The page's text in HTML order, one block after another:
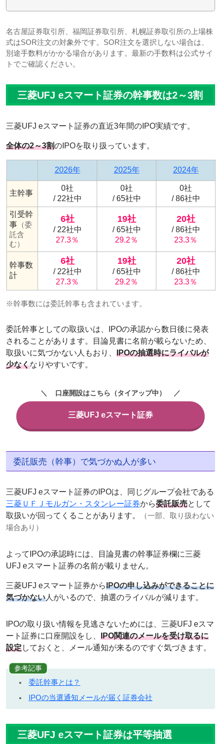
名古屋証券取引所、福岡証券取引所、札幌証券取引所の上場株
式はSOR注文の対象外です。SOR注文を選択しない場合は、
別途手数料がかかる場合があります。最新の手数料は公式サイ
トでご確認ください。
三菱UFJ eスマート証券の幹事数は2～3割
三菱UFJ eスマート証券の直近3年間のIPO実績です。
全体の2～3割のIPOを取り扱っています。
2026年 2025年 2024年
主幹事
0社
/ 22社中
0社
/ 65社中
0社
/ 86社中
引受幹
事 （委
託含
む）
6社
/ 22社中
27.3％
19社
/ 65社中
29.2％
20社
/ 86社中
23.3％
幹事数
計
6社
/ 22社中
27.3％
19社
/ 65社中
29.2％
20社
/ 86社中
23.3％
※幹事数には委託幹事も含まれています。
委託幹事としての取扱いは、IPOの承認から数日後に発表
されることがあります。目論見書に名前が載らないため、
取扱いに気づかない人もおり、 IPOの抽選時にライバルが
少なくなりやすいです。
三菱UFJ eスマート証券
口座開設はこちら（タイアップ中）
委託販売（幹事）で気づかぬ人が多い
三菱UFJ eスマート証券のIPOは、同じグループ会社である
三菱ＵＦＪモルガン・スタンレー証券から委託販売として
取扱いが回ってくることがあります。
（一部、取り扱わない
場合あり）
よってIPOの承認時には、目論見書の幹事証券欄に三菱
UFJ eスマート証券の名前が載りません。
三菱UFJ eスマート証券からIPOの申し込みができることに
気づかない人がいるので、抽選のライバルが減ります。
IPOの取り扱い情報を見逃さないためには、三菱UFJ eスマ
ート証券に口座開設をし、 IPO関連のメールを受け取るに
設定しておくと、メール通知が来るのですぐ気づきます。
参考記事
委託幹事とは？
IPOの当選通知メールが届く証券会社
三菱UFJ eスマート証券は平等抽選